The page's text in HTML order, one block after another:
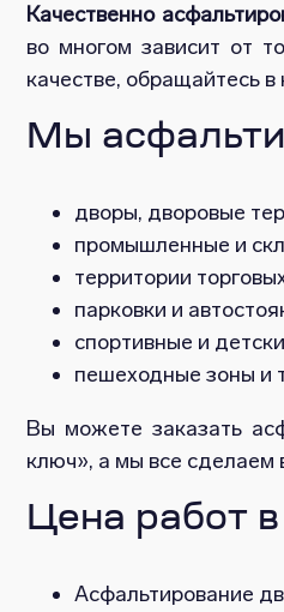
Качественно
во многом зависит от
качестве, обращайтесь
Мы
дворы, дворовые
промышленные и
территории
парковки и
спортивные и
пешеходные зоны и
Вы можете заказать
ключ», а мы все сделаем
Цена работ
Асфальтирование